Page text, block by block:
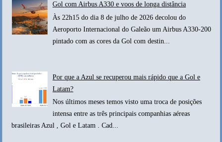
Gol com Airbus A330 e voos de longa distância
Às 22h15 do dia 8 de julho de 2026 decolou do
Aeroporto Internacional do Galeão um Airbus A330-200
pintado com as cores da Gol com destin...
Por que a Azul se recuperou mais rápido que a Gol e
Latam?
Nos últimos meses temos visto uma troca de posições
intensa entre as três principais companhias aéreas
brasileiras Azul , Gol e Latam . Cad...